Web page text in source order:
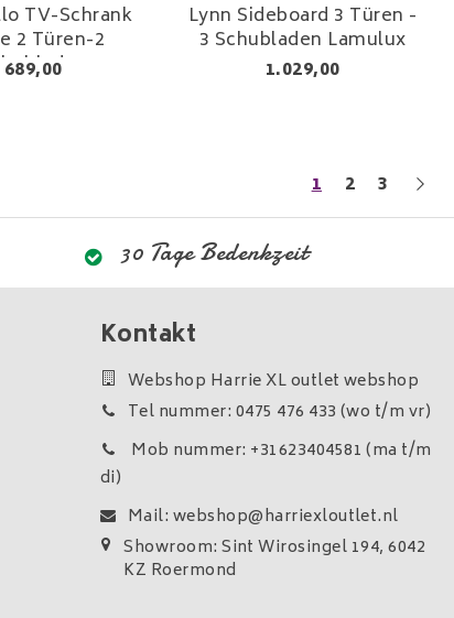
TV-Schrank
2 Türen-2
689,00
Lynn Sideboard 3 Türen -
3 Schubladen Lamulux
1.029,00
1 2 3
30 Tage Bedenkzeit
Kontakt
Webshop Harrie XL outlet webshop
Tel nummer: 0475 476 433 (wo t/m vr)
Mob nummer: +31623404581 (ma t/m
di)
Mail: webshop@harriexloutlet.nl
Showroom: Sint Wirosingel 194, 6042
KZ Roermond